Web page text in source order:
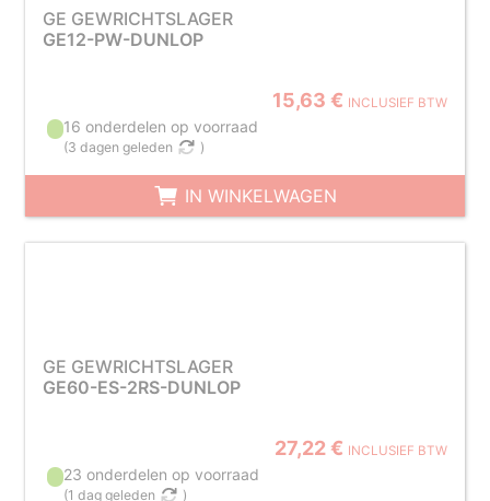
GE GEWRICHTSLAGER
GE12-PW-DUNLOP
15,63 € INCLUSIEF BTW
16 onderdelen op voorraad
(3 dagen geleden )
IN WINKELWAGEN
GE GEWRICHTSLAGER
GE60-ES-2RS-DUNLOP
27,22 € INCLUSIEF BTW
23 onderdelen op voorraad
(1 dag geleden )